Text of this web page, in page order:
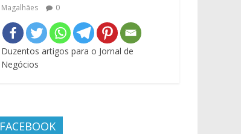
Magalhães
0
Duzentos artigos para o Jornal de
Negócios
FACEBOOK